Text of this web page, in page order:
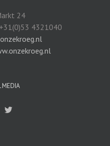
24
4321040
MEDIA